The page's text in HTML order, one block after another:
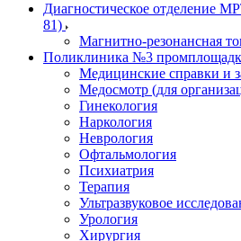
Диагностическое отделение
81)
Магнитно-резонансная
Поликлиника №3
Медицинские справки и
Медосмотр (для
Гинекология
Наркология
Неврология
Офтальмология
Психиатрия
Терапия
Ультразвуковое
Урология
Хирургия